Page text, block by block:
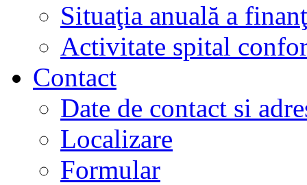
Situaţia anuală a
Activitate spital
Contact
Date de contact si
Localizare
Formular